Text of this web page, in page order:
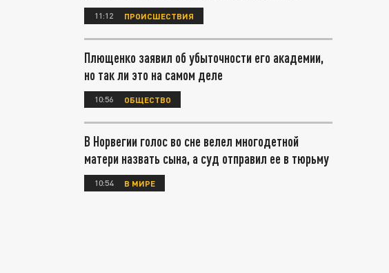
11:12 ПРОИСШЕСТВИЯ
Плющенко заявил об убыточности его академии,
но так ли это на самом деле
10:56 ОБЩЕСТВО
В Норвегии голос во сне велел многодетной
матери назвать сына, а суд отправил ее в тюрьму
10:54 В МИРЕ